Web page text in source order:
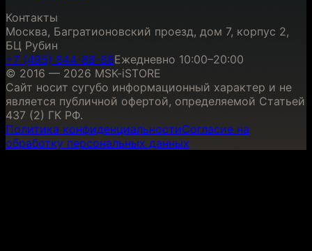
Контакты
Москва, Багратионовский проезд, дом 7, корпус 2,
БЦ Рубин
+7 (495) 844-88-88Ежедневно 10:00–20:00
© 2016 — 2026 MSK-iSTORE
Сайт носит сугубо информационный характер и не
является публичной офертой, определяемой Статьей
437 (2) ГК РФ.
Политика конфиденциальностиСогласие на
обработку персональных данных